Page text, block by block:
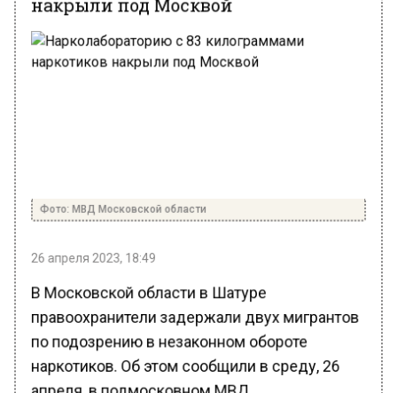
В Московской области в Шатуре
правоохранители задержали двух мигрантов
по подозрению в незаконном обороте
наркотиков. Об этом сообщили в среду, 26
апреля, в подмосковном МВД.